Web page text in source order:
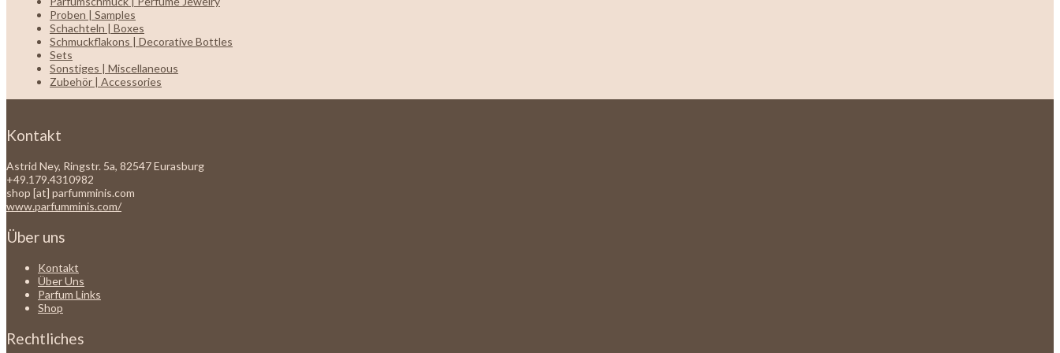
Proben | Samples
Schachteln | Boxes
Schmuckflakons | Decorative Bottles
Sets
Sonstiges | Miscellaneous
Zubehör | Accessories
Kontakt
Astrid Ney, Ringstr. 5a, 82547 Eurasburg
+49.179.4310982
shop [at] parfumminis.com
www.parfumminis.com/
Über uns
Kontakt
Über Uns
Parfum Links
Shop
Rechtliches